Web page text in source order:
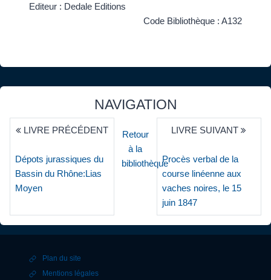
Editeur : Dedale Editions
Code Bibliothèque : A132
NAVIGATION
LIVRE PRÉCÉDENT
Dépots jurassiques du
Bassin du Rhône:Lias
Moyen
Retour
à la
bibliothèque
LIVRE SUIVANT
Procès verbal de la
course linéenne aux
vaches noires, le 15
juin 1847
Plan du site
Mentions légales